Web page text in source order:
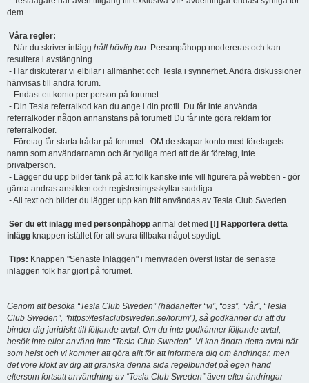
dem
Våra regler:
- När du skriver inlägg håll hövlig ton. Personpåhopp modereras och kan
resultera i avstängning.
- Här diskuterar vi elbilar i allmänhet och Tesla i synnerhet. Andra diskussioner
hänvisas till andra forum.
- Endast ett konto per person på forumet.
- Din Tesla referralkod kan du ange i din profil. Du får inte använda
referralkoder någon annanstans på forumet! Du får inte göra reklam för
referralkoder.
- Företag får starta trådar på forumet - OM de skapar konto med företagets
namn som användarnamn och är tydliga med att de är företag, inte
privatperson.
- Lägger du upp bilder tänk på att folk kanske inte vill figurera på webben - gör
gärna andras ansikten och registreringsskyltar suddiga.
- All text och bilder du lägger upp kan fritt användas av Tesla Club Sweden.
Ser du ett inlägg med personpåhopp anmäl det med [!] Rapportera detta
inlägg knappen istället för att svara tillbaka något spydigt.
Tips: Knappen "Senaste Inläggen" i menyraden överst listar de senaste
inläggen folk har gjort på forumet.
Genom att besöka “Tesla Club Sweden” (hädanefter “vi”, “oss”, “vår”, “Tesla
Club Sweden”, “https://teslaclubsweden.se/forum”), så godkänner du att du
binder dig juridiskt till följande avtal. Om du inte godkänner följande avtal,
besök inte eller använd inte “Tesla Club Sweden”. Vi kan ändra detta avtal när
som helst och vi kommer att göra allt för att informera dig om ändringar, men
det vore klokt av dig att granska denna sida regelbundet på egen hand
eftersom fortsatt användning av “Tesla Club Sweden” även efter ändringar